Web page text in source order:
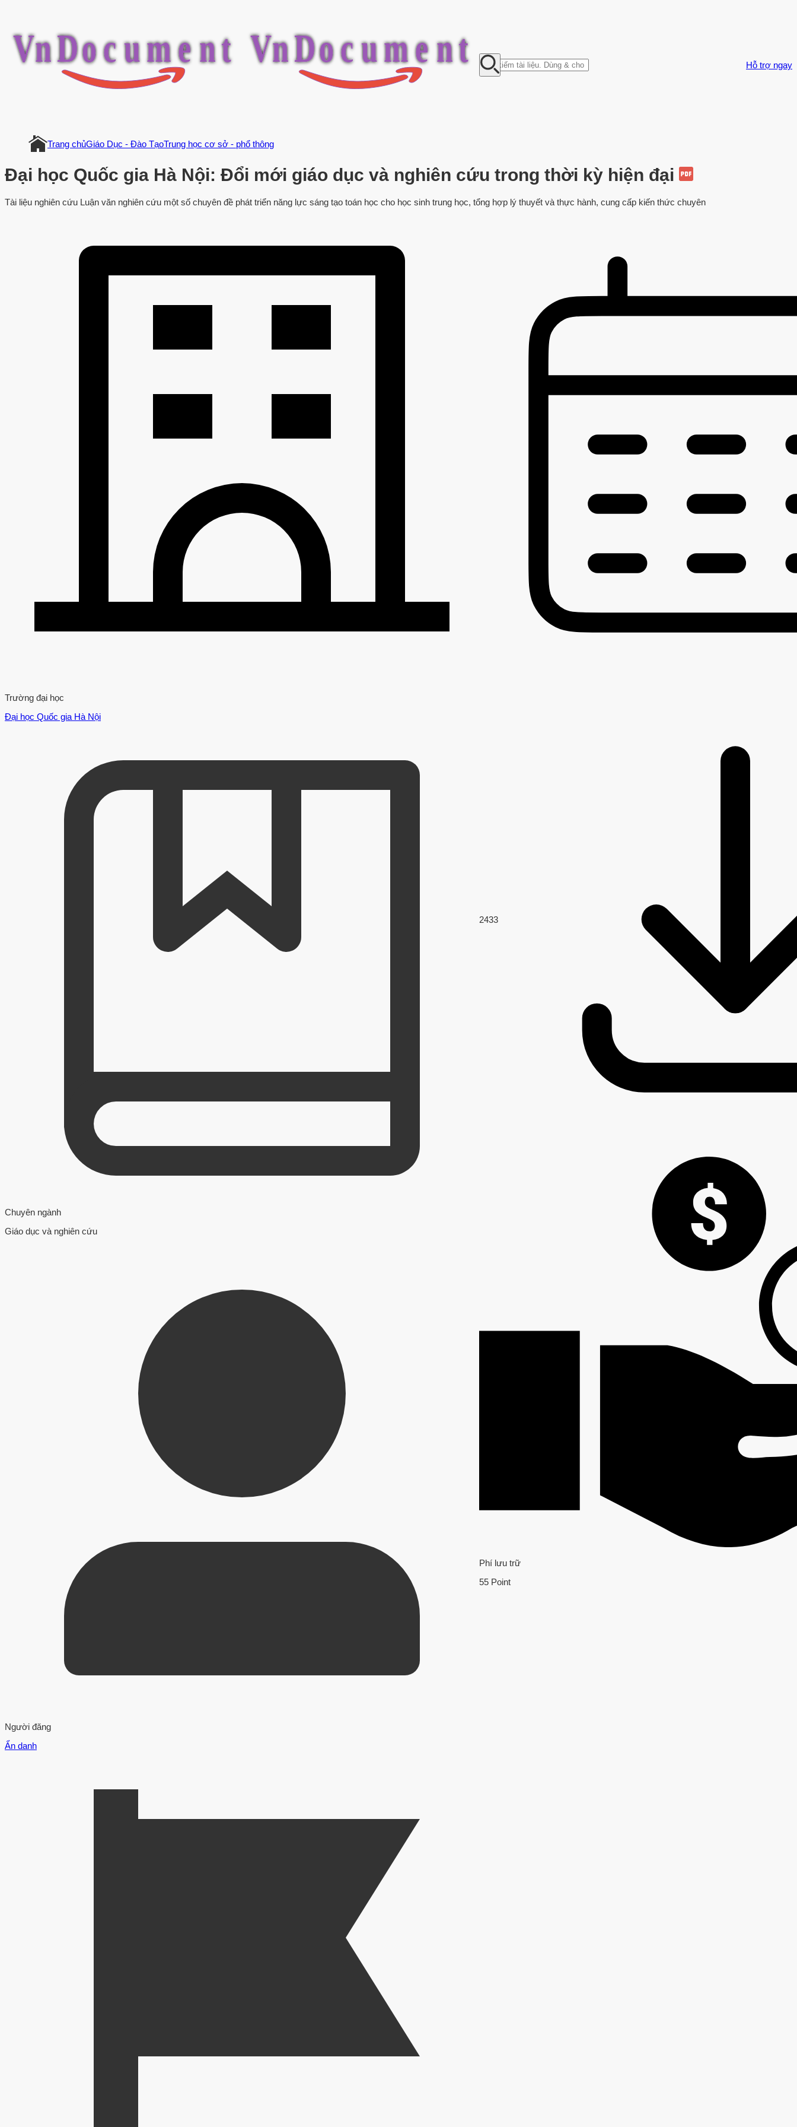
VnDocument VnDocument Hỗ trợ ngay
Trang chủGiáo Dục - Đào TạoTrung học cơ sở - phổ thông
Đại học Quốc gia Hà Nội: Đổi mới giáo dục và nghiên cứu trong thời kỳ hiện đại
Tài liệu nghiên cứu Luận văn nghiên cứu một số chuyên đề phát triển năng lực sáng tạo toán học cho học sinh trung học, tổng hợp lý thuyết và thực hành, cung cấp kiến thức chuyên
Trường đại học
Đại học Quốc gia Hà Nội
Chuyên ngành
Giáo dục và nghiên cứu
Người đăng
Ẩn danh
2433
Phí lưu trữ
55 Point